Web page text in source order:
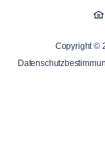
Copyright ©